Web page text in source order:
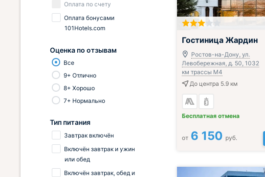
Гостиница Жардин
Ростов-на-Дону, ул.
Левобережная, д. 50, 1032
км трассы М4
До центра 5.9 км
Бесплатная отмена
от 6 150 руб.
Оплата по счету
Оплата бонусами
101Hotels.com
Оценка по отзывам
Все
9+ Отлично
8+ Хорошо
7+ Нормально
Тип питания
Завтрак включён
Включён завтрак и ужин
или обед
Включён завтрак, обед и